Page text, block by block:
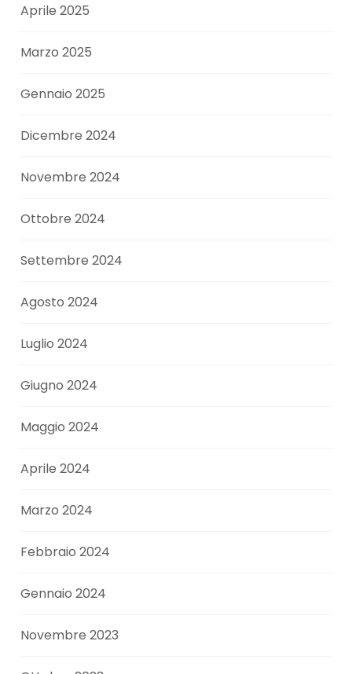
Aprile 2025
Marzo 2025
Gennaio 2025
Dicembre 2024
Novembre 2024
Ottobre 2024
Settembre 2024
Agosto 2024
Luglio 2024
Giugno 2024
Maggio 2024
Aprile 2024
Marzo 2024
Febbraio 2024
Gennaio 2024
Novembre 2023